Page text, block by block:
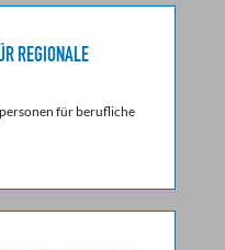
REGIONALE
für berufliche